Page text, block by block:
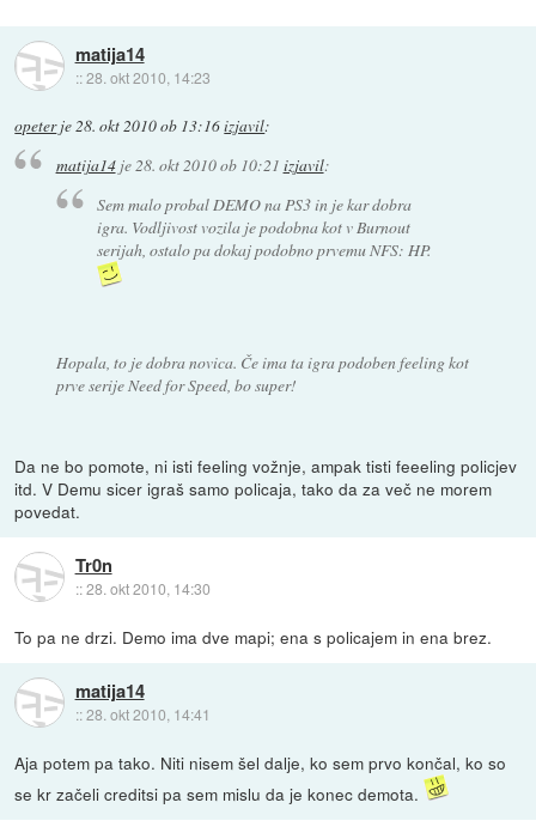
matija14
::28. okt 2010, 14:23
opeterje 28. okt 2010 ob 13:16izjavil:
matija14je28. okt 2010 ob 10:21 izjavil:
Sem malo probal DEMO na PS3 in je kar dobra
igra. Vodljivost vozila je podobna kot v Burnout
serijah, ostalo pa dokaj podobno prvemu NFS: HP.
Hopala, to je dobra novica. Če ima ta igra podoben feeling kot
prve serije Need for Speed, bo super!
Da ne bo pomote, ni isti feeling vožnje, ampak tisti feeeling policjev
itd. V Demu sicer igraš samo policaja, tako da za več ne morem
povedat.
Tr0n
::28. okt 2010, 14:30
To pa ne drzi. Demo ima dve mapi; ena s policajem in ena brez.
matija14
::28. okt 2010, 14:41
Aja potem pa tako. Niti nisem šel dalje, ko sem prvo končal, ko so
se kr začeli creditsi pa sem mislu da je konec demota.